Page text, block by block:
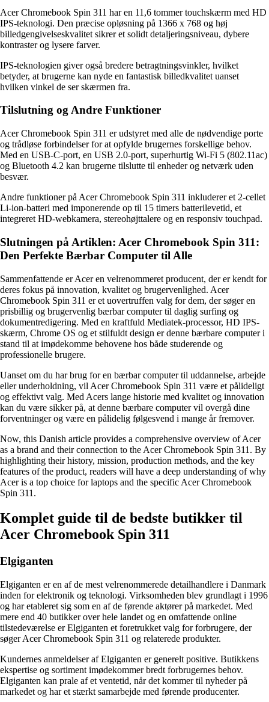
Acer Chromebook Spin 311 har en 11,6 tommer touchskærm med HD
IPS-teknologi. Den præcise opløsning på 1366 x 768 og høj
billedgengivelseskvalitet sikrer et solidt detaljeringsniveau, dybere
kontraster og lysere farver.
IPS-teknologien giver også bredere betragtningsvinkler, hvilket
betyder, at brugerne kan nyde en fantastisk billedkvalitet uanset
hvilken vinkel de ser skærmen fra.
Tilslutning og Andre Funktioner
Acer Chromebook Spin 311 er udstyret med alle de nødvendige porte
og trådløse forbindelser for at opfylde brugernes forskellige behov.
Med en USB-C-port, en USB 2.0-port, superhurtig Wi-Fi 5 (802.11ac)
og Bluetooth 4.2 kan brugerne tilslutte til enheder og netværk uden
besvær.
Andre funktioner på Acer Chromebook Spin 311 inkluderer et 2-cellet
Li-ion-batteri med imponerende op til 15 timers batterilevetid, et
integreret HD-webkamera, stereohøjttalere og en responsiv touchpad.
Slutningen på Artiklen: Acer Chromebook Spin 311:
Den Perfekte Bærbar Computer til Alle
Sammenfattende er Acer en velrenommeret producent, der er kendt for
deres fokus på innovation, kvalitet og brugervenlighed. Acer
Chromebook Spin 311 er et uovertruffen valg for dem, der søger en
prisbillig og brugervenlig bærbar computer til daglig surfing og
dokumentredigering. Med en kraftfuld Mediatek-processor, HD IPS-
skærm, Chrome OS og et stilfuldt design er denne bærbare computer i
stand til at imødekomme behovene hos både studerende og
professionelle brugere.
Uanset om du har brug for en bærbar computer til uddannelse, arbejde
eller underholdning, vil Acer Chromebook Spin 311 være et pålideligt
og effektivt valg. Med Acers lange historie med kvalitet og innovation
kan du være sikker på, at denne bærbare computer vil overgå dine
forventninger og være en pålidelig følgesvend i mange år fremover.
Now, this Danish article provides a comprehensive overview of Acer
as a brand and their connection to the Acer Chromebook Spin 311. By
highlighting their history, mission, production methods, and the key
features of the product, readers will have a deep understanding of why
Acer is a top choice for laptops and the specific Acer Chromebook
Spin 311.
Komplet guide til de bedste butikker til
Acer Chromebook Spin 311
Elgiganten
Elgiganten er en af de mest velrenommerede detailhandlere i Danmark
inden for elektronik og teknologi. Virksomheden blev grundlagt i 1996
og har etableret sig som en af de førende aktører på markedet. Med
mere end 40 butikker over hele landet og en omfattende online
tilstedeværelse er Elgiganten et foretrukket valg for forbrugere, der
søger Acer Chromebook Spin 311 og relaterede produkter.
Kundernes anmeldelser af Elgiganten er generelt positive. Butikkens
ekspertise og sortiment imødekommer bredt forbrugernes behov.
Elgiganten kan prale af et ventetid, når det kommer til nyheder på
markedet og har et stærkt samarbejde med førende producenter.